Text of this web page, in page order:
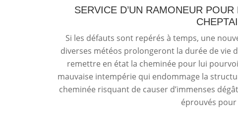
SERVICE D’UN RAMONEUR
Si les défauts sont repérés à temps, une
diverses météos prolongeront la durée de vie
remettre en état la cheminée pour lui
mauvaise intempérie qui endommage la
cheminée risquant de causer d’immenses
éprouvés